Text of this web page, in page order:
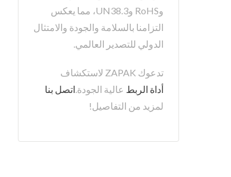
وRoHS وUN38.3، مما يعكس
التزامنا بالسلامة والجودة والامتثال
الدولي للتصدير العالمي.
تدعوك ZAPAK لاستكشاف
أداة الربط عالية الجودة.اتصل بنا
لمزيد من التفاصيل!